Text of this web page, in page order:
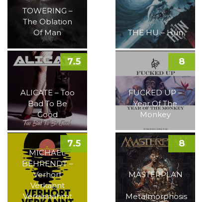
TOWERING –
The Oblation
Of Man
THE HU – Hun
ALICATE – Too
Bad To Be
Good
7.5
FUCKED UP –
Year Of The
Monkey
8
MICHAEL
BEHRENDT –
Verhört
Verkannt
Vereinnahmt
7.5
MASTERPLAN
–
Metalmorphosis
8